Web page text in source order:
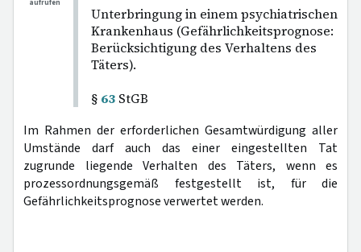
Unterbringung in einem psychiatrischen
Krankenhaus (Gefährlichkeitsprognose:
Berücksichtigung des Verhaltens des
Täters).
§ 63 StGB
aufrufen
Im Rahmen der erforderlichen Gesamtwürdigung aller
Umstände darf auch das einer eingestellten Tat
zugrunde liegende Verhalten des Täters, wenn es
prozessordnungsgemäß festgestellt ist, für die
Gefährlichkeitsprognose verwertet werden.